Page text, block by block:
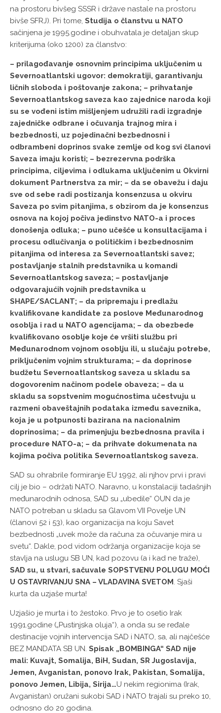
na prostoru bivšeg SSSR i države nastale na prostoru
bivše SFRJ). Pri tome, Studija o članstvu u NATO
sačinjena je 1995.godine i obuhvatala je detaljan skup
kriterijuma (oko 1200) za članstvo:
– prilagođavanje osnovnim principima uključenim u
Severnoatlantski ugovor: demokratiji, garantivanju
ličnih sloboda i poštovanje zakona; – prihvatanje
Severnoatlantskog saveza kao zajednice naroda koji
su se vođeni istim mišljenjem udružili radi izgradnje
zajedničke odbrane i očuvanja trajnog mira i
bezbednosti, uz pojedinačni bezbednosni i
odbrambeni doprinos svake zemlje od kog svi članovi
Saveza imaju koristi; – bezrezervna podrška
principima, ciljevima i odlukama uključenim u Okvirni
dokument Partnerstva za mir; – da se obavežu i daju
sve od sebe radi postizanja konsenzusa u okviru
Saveza po svim pitanjima, s obzirom da je konsenzus
osnova na kojoj počiva jedinstvo NATO-a i proces
donošenja odluka; – puno učešće u konsultacijama i
procesu odlučivanja o političkim i bezbednosnim
pitanjima od interesa za Severnoatlantski savez;
postavljanje stalnih predstavnika u komandi
Severnoatlantskog saveza; – postavljanje
odgovarajućih vojnih predstavnika u
SHAPE/SACLANT; – da pripremaju i predlažu
kvalifikovane kandidate za poslove Međunarodnog
osoblja i rad u NATO agencijama; – da obezbede
kvalifikovano osoblje koje će vršiti službu pri
Međunarodnom vojnom osoblju ili, u slučaju potrebe,
priključenim vojnim strukturama; – da doprinose
budžetu Severnoatlantskog saveza u skladu sa
dogovorenim načinom podele obaveza; – da u
skladu sa sopstvenim mogućnostima učestvuju u
razmeni obaveštajnih podataka između saveznika,
koja je u potpunosti bazirana na nacionalnim
doprinosima; – da primenjuju bezbednosna pravila i
procedure NATO-a; – da prihvate dokumenata na
kojima počiva politika Severnoatlantskog saveza.
SAD su ohrabrile formiranje EU 1992, ali njhov prvi i pravi
cilj je bio – održati NATO. Naravno, u konstalaciji tadašnjih
međunarodnih odnosa, SAD su „ubedile“ OUN da je
NATO potreban u skladu sa Glavom VII Povelje UN
(članovi 52 i 53), kao organizacija na koju Savet
bezbednosti „uvek može da računa za očuvanje mira u
svetu“. Dakle, pod vidom održanja organizacije koja se
stavlja na uslugu SB UN, kad pozovu (a i kad ne traže),
SAD su, u stvari, sačuvale SOPSTVENU POLUGU MOĆI
U OSTAVRIVANJU SNA – VLADAVINA SVETOM. Sjaši
kurta da uzjaše murta!
Uzjašio je murta i to žestoko. Prvo je to osetio Irak
1991.godine („Pustinjska oluja“), a onda su se ređale
destinacije vojnih intervencija SAD i NATO, sa, ali najčešće
BEZ MANDATA SB UN. Spisak „BOMBINGA“ SAD nije
mali: Kuvajt, Somalija, BiH, Sudan, SR Jugoslavija,
Jemen, Avganistan, ponovo Irak, Pakistan, Somalija,
ponovo Jemen, Libija, Sirija…U nekim regionima (Irak,
Avganistan) oružani sukobi SAD i NATO trajali su preko 10,
odnosno do 20 godina.